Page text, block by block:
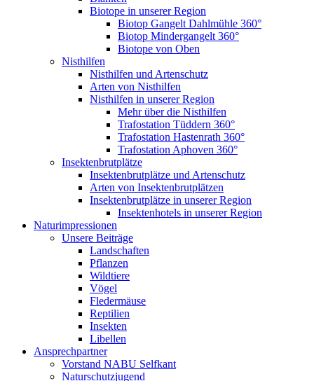
Biotope in unserer Region
Biotop Gangelt Dahlmühle 360°
Biotop Mindergangelt 360°
Biotope von Oben
Nisthilfen
Nisthilfen und Artenschutz
Arten von Nisthilfen
Nisthilfen in unserer Region
Mehr über die Nisthilfen
Trafostation Tüddern 360°
Trafostation Hastenrath 360°
Trafostation Aphoven 360°
Insektenbrutplätze
Insektenbrutplätze und Artenschutz
Arten von Insektenbrutplätzen
Insektenbrutplätze in unserer Region
Insektenhotels in unserer Region
Naturimpressionen
Unsere Beiträge
Landschaften
Pflanzen
Wildtiere
Vögel
Fledermäuse
Reptilien
Insekten
Libellen
Ansprechpartner
Vorstand NABU Selfkant
Naturschutzjugend